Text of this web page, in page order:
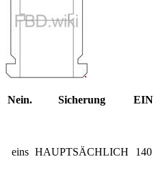
Nein. Sicherung EIN
eins HAUPTSÄCHLICH 140